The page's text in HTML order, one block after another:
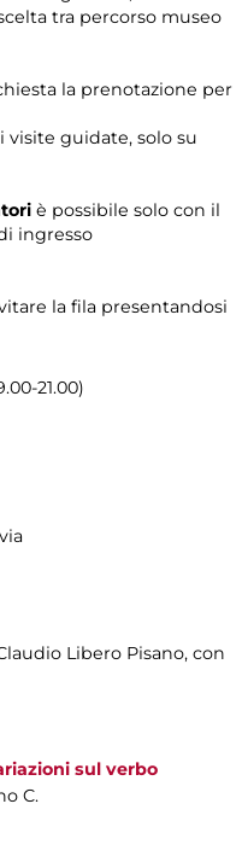
tra percorso museo
la prenotazione per
guidate, solo su
è possibile solo con il
ingresso
la fila presentandosi
21.00)
Libero Pisano, con
sul verbo
C.